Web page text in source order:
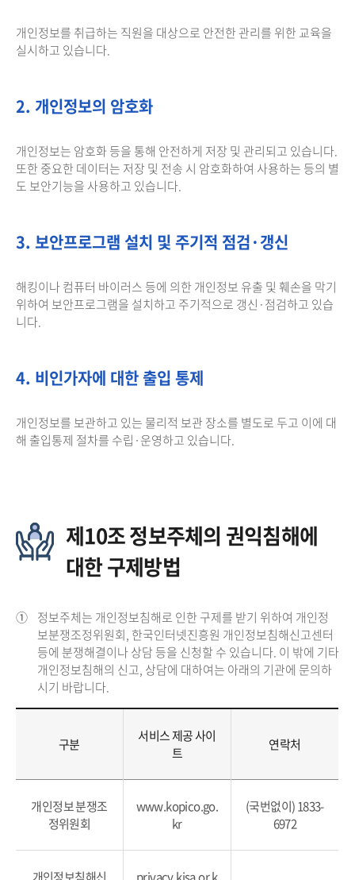
개인정보를 취급하는 직원을 대상으로 안전한 관리를 위한 교육을
실시하고 있습니다.
2. 개인정보의 암호화
개인정보는 암호화 등을 통해 안전하게 저장 및 관리되고 있습니다.
또한 중요한 데이터는 저장 및 전송 시 암호화하여 사용하는 등의 별
도 보안기능을 사용하고 있습니다.
3. 보안프로그램 설치 및 주기적 점검·갱신
해킹이나 컴퓨터 바이러스 등에 의한 개인정보 유출 및 훼손을 막기
위하여 보안프로그램을 설치하고 주기적으로 갱신·점검하고 있습
니다.
4. 비인가자에 대한 출입 통제
개인정보를 보관하고 있는 물리적 보관 장소를 별도로 두고 이에 대
해 출입통제 절차를 수립·운영하고 있습니다.
제10조 정보주체의 권익침해에
대한 구제방법
① 정보주체는 개인정보침해로 인한 구제를 받기 위하여 개인정
보분쟁조정위원회, 한국인터넷진흥원 개인정보침해신고센터
등에 분쟁해결이나 상담 등을 신청할 수 있습니다. 이 밖에 기타
개인정보침해의 신고, 상담에 대하여는 아래의 기관에 문의하
시기 바랍니다.
구분
서비스 제공 사이
트
연락처
개인정보 분쟁조
정위원회
www.kopico.go.
kr
(국번없이) 1833-
6972
개인정보침해신 privacy.kisa.or.k